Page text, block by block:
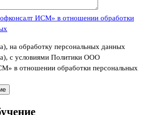
ИСМ» в отношении обработки
на обработку персональных данных
с условиями Политики ООО
в отношении обработки персональных